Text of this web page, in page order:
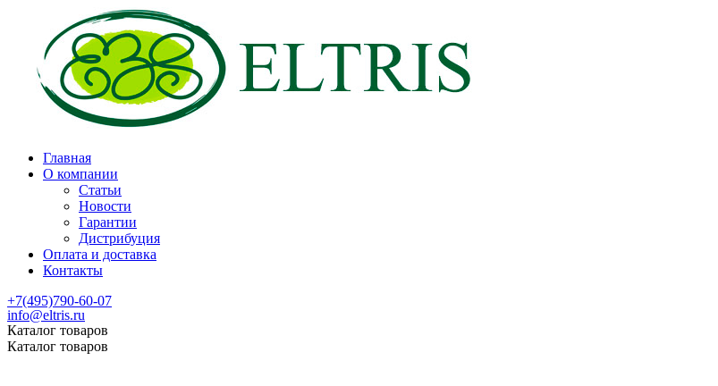
Главная
О компании
Статьи
Новости
Гарантии
Дистрибуция
Оплата и доставка
Контакты
+7(495)790-60-07
info@eltris.ru
Каталог товаров
Каталог товаров